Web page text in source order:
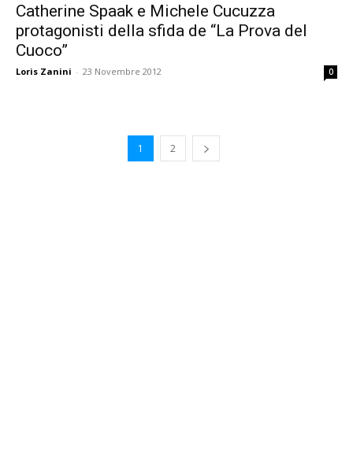
Catherine Spaak e Michele Cucuzza
protagonisti della sfida de “La Prova del
Cuoco”
Loris Zanini - 23 Novembre 2012 0
1 2